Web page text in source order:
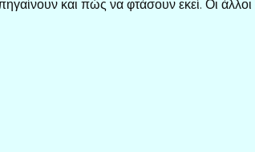
και πώς να φτάσουν εκεί. Οι άλλοι